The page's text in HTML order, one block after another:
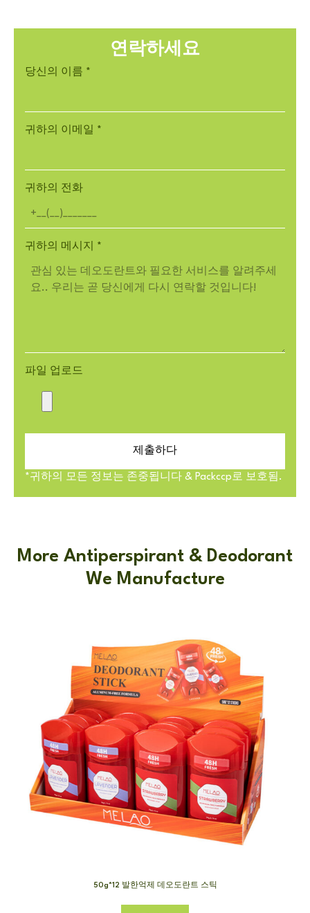
연락하세요
당신의 이름 *
귀하의 이메일 *
귀하의 전화
귀하의 메시지 *
파일 업로드
제출하다
*귀하의 모든 정보는 존중됩니다 & Packccp로 보호됨.
More Antiperspirant & Deodorant
We Manufacture
50g*12 발한억제 데오도란트 스틱